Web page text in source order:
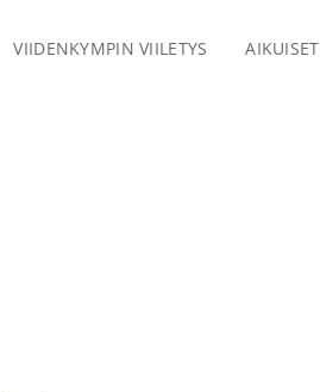
VIIDENKYMPIN VIILETYS AIKUISET